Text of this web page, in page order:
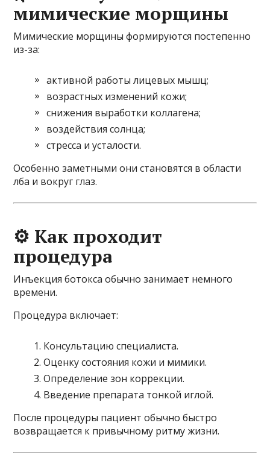
мимические морщины
Мимические морщины формируются постепенно
из-за:
активной работы лицевых мышц;
возрастных изменений кожи;
снижения выработки коллагена;
воздействия солнца;
стресса и усталости.
Особенно заметными они становятся в области
лба и вокруг глаз.
⚙️ Как проходит
процедура
Инъекция ботокса обычно занимает немного
времени.
Процедура включает:
Консультацию специалиста.
Оценку состояния кожи и мимики.
Определение зон коррекции.
Введение препарата тонкой иглой.
После процедуры пациент обычно быстро
возвращается к привычному ритму жизни.